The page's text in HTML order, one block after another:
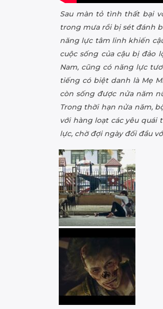
Sau màn tỏ tình thất bại
trong mưa rồi bị sét đánh
năng lực tâm linh khiến
cuộc sống của cậu bị đảo
Nam, cũng có năng lực
tiếng có biệt danh là Mẹ
còn sống được nửa năm
Trong thời hạn nửa năm,
với hàng loạt các yêu quái
lực, chờ đợi ngày đối đầu